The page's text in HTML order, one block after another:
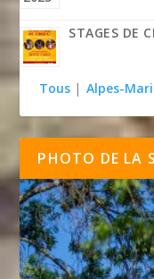
STAGES DE
Tous | Alpes-
PHOTO DE LA